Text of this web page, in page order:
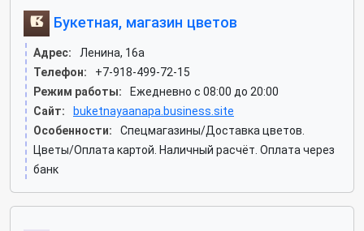
Букетная, магазин цветов
Адрес:
Ленина, 16а
Телефон:
+7-918-499-72-15
Режим работы:
Ежедневно с 08:00 до 20:00
Сайт:
buketnayaanapa.business.site
Особенности:
Спецмагазины/Доставка цветов.
Цветы/Оплата картой. Наличный расчёт. Оплата через
банк